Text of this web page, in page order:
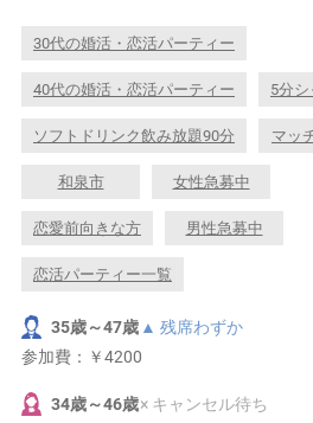
30代の婚活・恋活パーティー
40代の婚活・恋活パーティー 5分
ソフトドリンク飲み放題90分 マッ
和泉市 女性急募中
恋愛前向きな方 男性急募中
恋活パーティー一覧
35歳～47歳 ▲ 残席わずか
参加費： ￥4200
34歳～46歳× キャンセル待ち